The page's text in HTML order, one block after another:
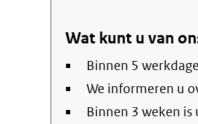
Wat kunt u van
Binnen 5
We informeren u
Binnen 3 weken